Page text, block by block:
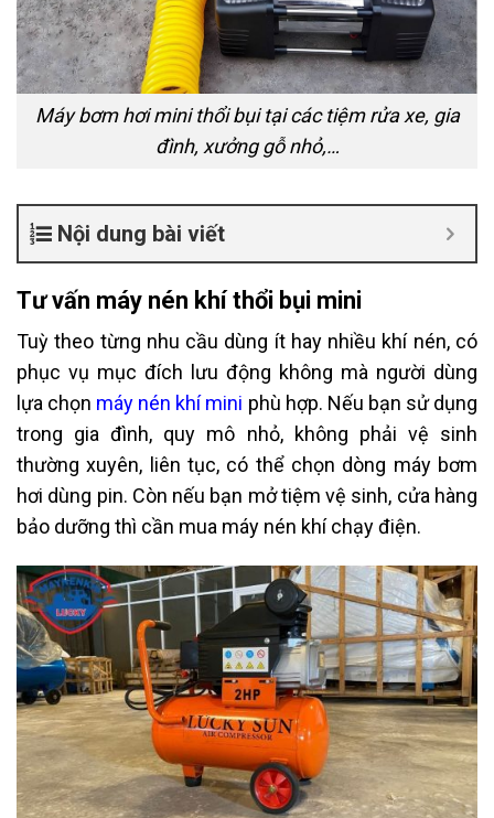
Máy bơm hơi mini thổi bụi tại các tiệm rửa xe, gia
đình, xưởng gỗ nhỏ,…
Nội dung bài viết
Tưvấn máy nén khí thổi bụi mini
Tuỳ theo từng nhu cầu dùng ít hay nhiều khí nén, có
phục vụ mục đích lưu động không mà người dùng
lựa chọn máy nén khí mini phù hợp. Nếu bạn sử dụng
trong gia đình, quy mô nhỏ, không phải vệ sinh
thường xuyên, liên tục, có thể chọn dòng máy bơm
hơi dùng pin. Còn nếu bạn mở tiệm vệ sinh, cửa hàng
bảo dưỡng thì cần mua máy nén khí chạy điện.